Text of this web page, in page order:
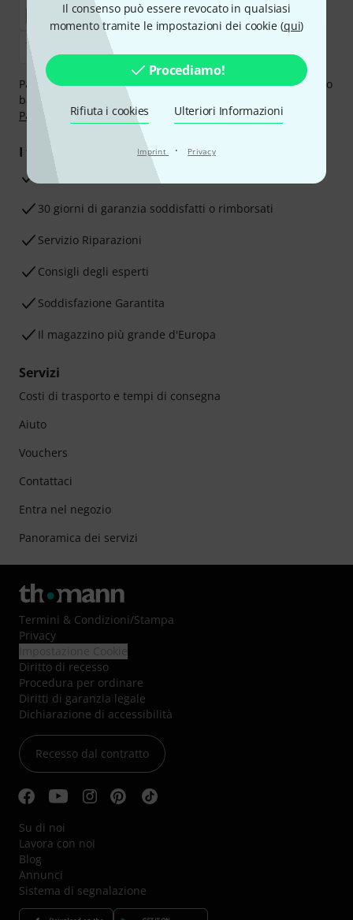
Il consenso può essere revocato in qualsiasi
momento tramite le impostazioni dei cookie (qui)
Procediamo!
Rifiuta i cookies Ulteriori Informazioni
Imprint · Privacy
Paga in tutta sicurezza con Contanti alla consegna, Bonifico
bancario, PayPal, Amazon Pay,
Paga in 3 rateoppure Carta di credito.
I tuoi vantaggi
3 anni di garanzia Thomann
30 giorni di garanzia soddisfatti o rimborsati
Servizio Riparazioni
Consigli degli esperti
Soddisfazione Garantita
Il magazzino più grande d'Europa
Servizi
Costi di trasporto e tempi di consegna
Aiuto
Vouchers
Contattaci
Entra nel negozio
Panoramica dei servizi
Termini & Condizioni/Stampa
Privacy
Diritto di recesso
Procedura per ordinare
Diritti di garanzia legale
Dichiarazione di accessibilità
Recesso dal contratto
Su di noi
Lavora con noi
Blog
Annunci
Sistema di segnalazione